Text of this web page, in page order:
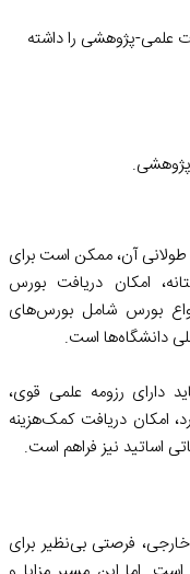
علمی-پژوهشی را داشته
پژوهشی.
آن، ممکن است برای
امکان دریافت بورس
بورس شامل بورس‌های
دانشگاه‌ها است.
دارای رزومه علمی قوی،
امکان دریافت کمک‌هزینه
اساتید نیز فراهم است.
فرصتی بی‌نظیر برای